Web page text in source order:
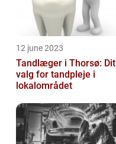
12 june 2023
Tandlæger i Thorsø: Dit
valg for tandpleje i
lokalområdet